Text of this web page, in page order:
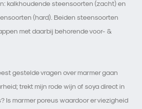
kalkhoudende steensoorten (zacht) en
(hard). Beiden steensoorten
met daarbij behorende voor- &
gestelde vragen over marmer gaan
trekt mijn rode wijn of soya direct in
Is marmer poreus waardoor er viezigheid